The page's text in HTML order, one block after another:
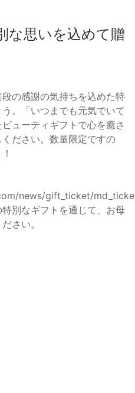
な思いを込めて贈
の感謝の気持ちを込めた特
。「いつまでも元気でいて
ューティギフトで心を癒さ
ださい。数量限定ですの
news/gift_ticket/
別なギフトを通じて、お母
さい。